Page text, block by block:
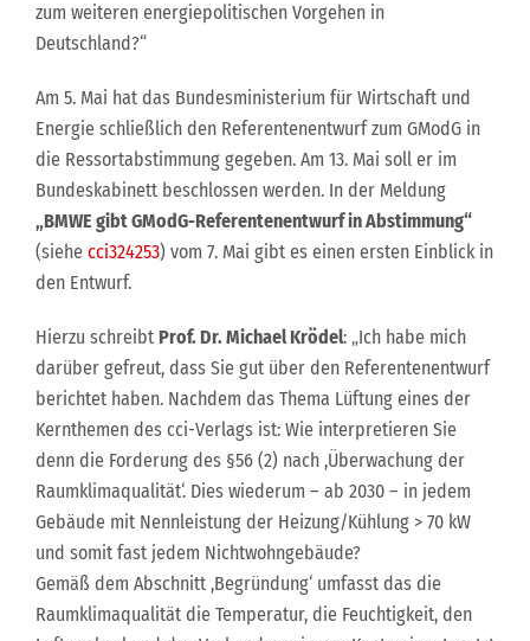
zum weiteren energiepolitischen Vorgehen in
Deutschland?“
Am 5. Mai hat das Bundesministerium für Wirtschaft und
Energie schließlich den Referentenentwurf zum GModG in
die Ressortabstimmung gegeben. Am 13. Mai soll er im
Bundeskabinett beschlossen werden. In der Meldung
„BMWE gibt GModG-Referentenentwurf in Abstimmung“
(siehe cci324253) vom 7. Mai gibt es einen ersten Einblick in
den Entwurf.
Hierzu schreibt Prof. Dr. Michael Krödel: „Ich habe mich
darüber gefreut, dass Sie gut über den Referentenentwurf
berichtet haben. Nachdem das Thema Lüftung eines der
Kernthemen des cci-Verlags ist: Wie interpretieren Sie
denn die Forderung des §56 (2) nach ,Überwachung der
Raumklimaqualität‘. Dies wiederum – ab 2030 – in jedem
Gebäude mit Nennleistung der Heizung/Kühlung > 70 kW
und somit fast jedem Nichtwohngebäude?
Gemäß dem Abschnitt ,Begründung‘ umfasst das die
Raumklimaqualität die Temperatur, die Feuchtigkeit, den